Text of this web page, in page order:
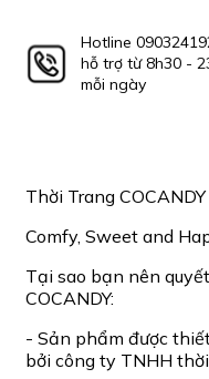
Hotline
hỗ trợ từ 8h30 -
mỗi ngày
Thời Trang COCANDY
Comfy, Sweet and
Tại sao bạn nên
COCANDY:
- Sản phẩm được
bởi công ty TNHH